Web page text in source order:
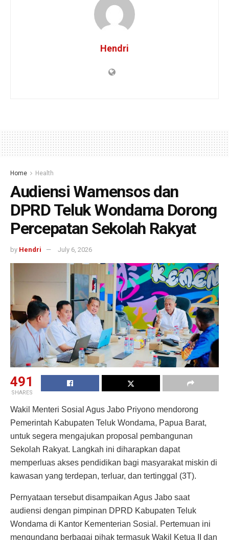
Hendri
Home Health
Audiensi Wamensos dan
DPRD Teluk Wondama Dorong
Percepatan Sekolah Rakyat
by Hendri July 6, 2026
491
SHARES
Wakil Menteri Sosial Agus Jabo Priyono mendorong
Pemerintah Kabupaten Teluk Wondama, Papua Barat,
untuk segera mengajukan proposal pembangunan
Sekolah Rakyat. Langkah ini diharapkan dapat
memperluas akses pendidikan bagi masyarakat miskin di
kawasan yang terdepan, terluar, dan tertinggal (3T).
Pernyataan tersebut disampaikan Agus Jabo saat
audiensi dengan pimpinan DPRD Kabupaten Teluk
Wondama di Kantor Kementerian Sosial. Pertemuan ini
mengundang berbagai pihak termasuk Wakil Ketua II dan